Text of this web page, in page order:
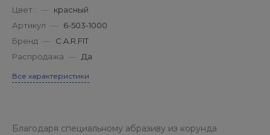
Цвет : — красный
Артикул — 6-503-1000
Бренд — C.A.R.FIT
Распродажа — Да
Все характеристики
Благодаря специальному абразиву из корунда